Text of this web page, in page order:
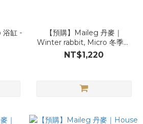
缸 -
【預購】Maileg 丹麥｜
Winter rabbit, Micro 冬季兔
寶寶
NT$1,220